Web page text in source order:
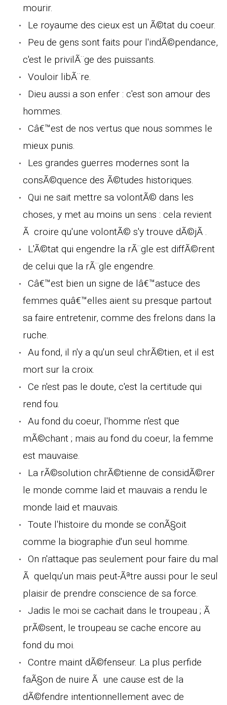
mourir.
Le royaume des cieux est un Ã©tat du coeur.
Peu de gens sont faits pour l'indÃ©pendance,
c'est le privilÃ¨ge des puissants.
Vouloir libÃ¨re.
Dieu aussi a son enfer : c'est son amour des
hommes.
Câ€™est de nos vertus que nous sommes le
mieux punis.
Les grandes guerres modernes sont la
consÃ©quence des Ã©tudes historiques.
Qui ne sait mettre sa volontÃ© dans les
choses, y met au moins un sens : cela revient
Ã croire qu'une volontÃ© s'y trouve dÃ©jÃ .
L'Ã©tat qui engendre la rÃ¨gle est diffÃ©rent
de celui que la rÃ¨gle engendre.
Câ€™est bien un signe de lâ€™astuce des
femmes quâ€™elles aient su presque partout
sa faire entretenir, comme des frelons dans la
ruche.
Au fond, il n'y a qu'un seul chrÃ©tien, et il est
mort sur la croix.
Ce n'est pas le doute, c'est la certitude qui
rend fou.
Au fond du coeur, l'homme n'est que
mÃ©chant ; mais au fond du coeur, la femme
est mauvaise.
La rÃ©solution chrÃ©tienne de considÃ©rer
le monde comme laid et mauvais a rendu le
monde laid et mauvais.
Toute l'histoire du monde se conÃ§oit
comme la biographie d'un seul homme.
On n'attaque pas seulement pour faire du mal
Ã quelqu'un mais peut-Ãªtre aussi pour le seul
plaisir de prendre conscience de sa force.
Jadis le moi se cachait dans le troupeau ; Ã
prÃ©sent, le troupeau se cache encore au
fond du moi.
Contre maint dÃ©fenseur. La plus perfide
faÃ§on de nuire Ã une cause est de la
dÃ©fendre intentionnellement avec de